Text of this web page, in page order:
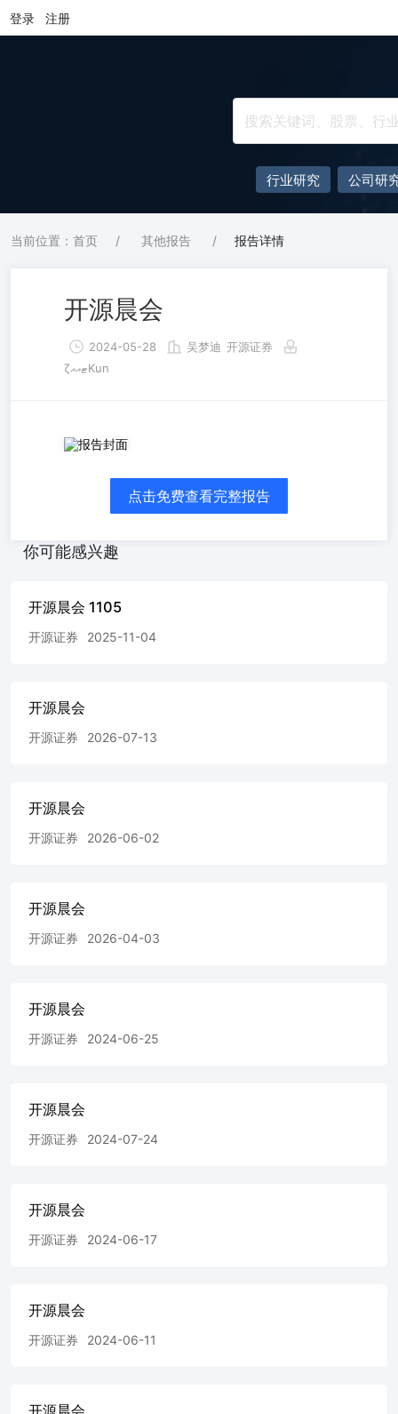
登录 注册
行业研究 公司研
当前位置：首页 / 其他报告 / 报告详情
开源晨会
2024-05-28 吴梦迪 开源证券
ζޓއއKun
2024年05月28日 开源晨会0528 ——晨会纪要 沪深300及创
wumengdi@kysec.cn 证书编号：S0790521070001 10% 0%
-10% -20% -30% -40% 2023-052023-092024-01 数据来源：
来源：聚源 昨日涨跌幅后五行业 行业名称涨跌幅(%) 观点
告-20240527 【汽车】4月新能源、出口端闪耀，新能源车
下乡重磅开启——行业点评报告 -20240527 【电力设备与新
IP卡牌乘风起，国际业务贡献OTA增量——行业周
及内容互联网——行业周报 -20240526 【机械】人形机器人
龙头，汽车热管理及工业自动化打造增长新曲线——公司首
次覆盖报告-20240527 建筑材料 -0.648 【医药：艾迪药业
(688488.SH)】HIV药物市场持续扩容，创新药艾诺米替有
0.028 成长——公司信息更新报告-20240527 农林牧渔 0.210
【地产建筑：中国交建(601800.SH)】交通基建央企龙头，
更新报告-20240527 【有色钢铁：洛阳钼业(603993.SH)】国
盖报告-20240527 其他研究 晨会纪要 开源证券 证券研究报
S0790522070002|王宇泽（联系人）证书编号：
S0790123120028事件：国家大基金三期成立，注册资本达
元，经营范围为私募股权投资基金管理、创业投资基金管理
动，企业管理咨询。 国家大基金一、二期覆盖芯片全产业
部、财政部的指导下，国家集成电路产业投资基金设立，目
期成立于2014年9月， 募集规模约1387亿元。投资主要聚焦
点击免费查看完整报告
你可能感兴趣
开源晨会 1105
开源证券 2025-11-04
开源晨会
开源证券 2026-07-13
开源晨会
开源证券 2026-06-02
开源晨会
开源证券 2026-04-03
开源晨会
开源证券 2024-06-25
开源晨会
开源证券 2024-07-24
开源晨会
开源证券 2024-06-17
开源晨会
开源证券 2024-06-11